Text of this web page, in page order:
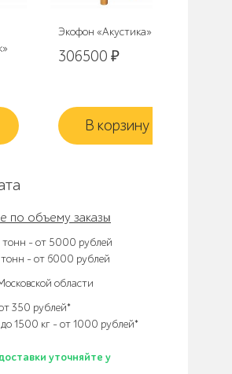
Экофон «Акустика»
306500 ₽
В корзину
по объему заказы
тонн – от 5000 рублей
– от 6000 рублей
области
350 рублей*
1500 кг – от 1000 рублей*
уточняйте у